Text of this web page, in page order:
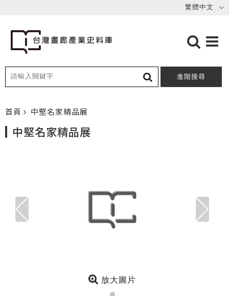
進階搜尋
首頁 中堅名家精品展
中堅名家精品展
放大圖片